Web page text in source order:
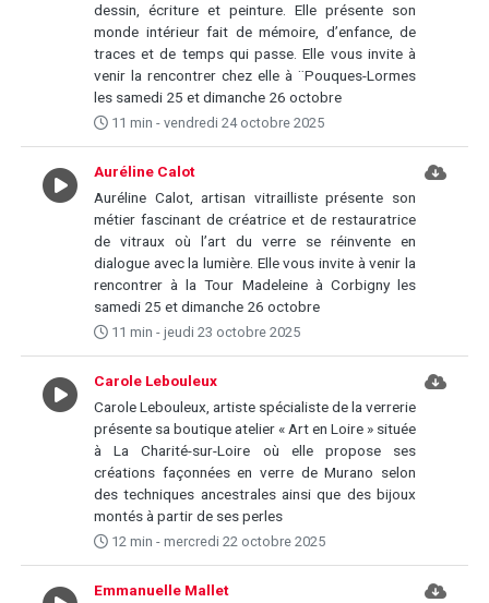
dessin, écriture et peinture. Elle présente son
monde intérieur fait de mémoire, d’enfance, de
traces et de temps qui passe. Elle vous invite à
venir la rencontrer chez elle à ¨Pouques-Lormes
les samedi 25 et dimanche 26 octobre
11 min - vendredi 24 octobre 2025
Auréline Calot
Auréline Calot, artisan vitrailliste présente son
métier fascinant de créatrice et de restauratrice
de vitraux où l’art du verre se réinvente en
dialogue avec la lumière. Elle vous invite à venir la
rencontrer à la Tour Madeleine à Corbigny les
samedi 25 et dimanche 26 octobre
11 min - jeudi 23 octobre 2025
Carole Lebouleux
Carole Lebouleux, artiste spécialiste de la verrerie
présente sa boutique atelier « Art en Loire » située
à La Charité-sur-Loire où elle propose ses
créations façonnées en verre de Murano selon
des techniques ancestrales ainsi que des bijoux
montés à partir de ses perles
12 min - mercredi 22 octobre 2025
Emmanuelle Mallet